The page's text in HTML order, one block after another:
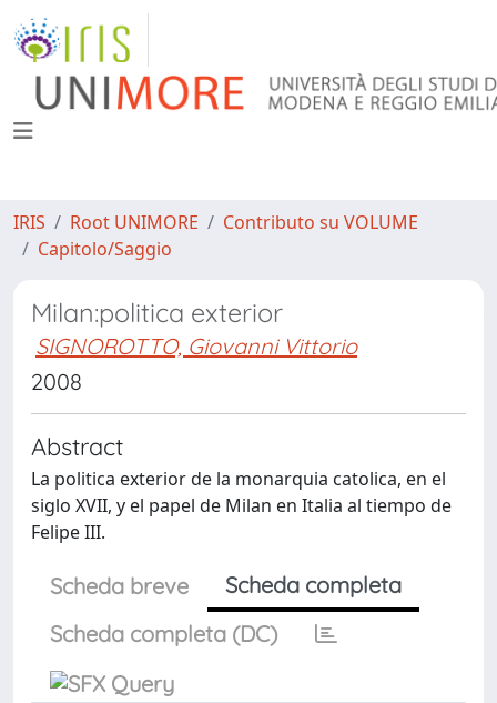
IRIS Root UNIMORE
Contributo su VOLUME
Capitolo/Saggio
Milan:politica exterior
SIGNOROTTO, Giovanni Vittorio
2008
Abstract
La politica exterior de la monarquia catolica, en el
siglo XVII, y el papel de Milan en Italia al tiempo de
Felipe III.
Scheda breve
Scheda completa
Scheda completa (DC)